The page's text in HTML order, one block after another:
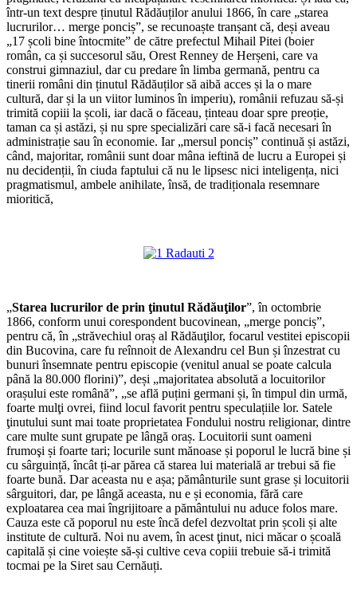
într-un text despre ținutul Rădăuților anului 1866, în care „starea
lucrurilor… merge ponciș”, se recunoaște tranșant că, deși aveau
„17 școli bine întocmite” de către prefectul Mihail Pitei (boier
român, ca și succesorul său, Orest Renney de Herșeni, care va
construi gimnaziul, dar cu predare în limba germană, pentru ca
tinerii români din ținutul Rădăuților să aibă acces și la o mare
cultură, dar și la un viitor luminos în imperiu), românii refuzau să-și
trimită copiii la școli, iar dacă o făceau, ținteau doar spre preoție,
taman ca și astăzi, și nu spre specializări care să-i facă necesari în
administrație sau în economie. Iar „mersul ponciș” continuă și astăzi,
când, majoritar, românii sunt doar mâna ieftină de lucru a Europei și
nu decidenții, în ciuda faptului că nu le lipsesc nici inteligența, nici
pragmatismul, ambele anihilate, însă, de tradiționala resemnare
mioritică,
„Starea lucrurilor de prin ţinutul Rădăuţilor”, în octombrie
1866, conform unui corespondent bucovinean, „merge ponciș”,
pentru că, în „străvechiul oraș al Rădăuţilor, focarul vestitei episcopii
din Bucovina, care fu reînnoit de Alexandru cel Bun și înzestrat cu
bunuri însemnate pentru episcopie (venitul anual se poate calcula
până la 80.000 florini)”, deși „majoritatea absolută a locuitorilor
orașului este română”, „se află puțini germani și, în timpul din urmă,
foarte mulţi ovrei, fiind locul favorit pentru speculațiile lor. Satele
ţinutului sunt mai toate proprietatea Fondului nostru religionar, dintre
care multe sunt grupate pe lângă oraș. Locuitorii sunt oameni
frumoşi și foarte tari; locurile sunt mănoase și poporul le lucră bine și
cu sârguință, încât ți-ar părea că starea lui materială ar trebui să fie
foarte bună. Dar aceasta nu e așa; pământurile sunt grase și locuitorii
sârguitori, dar, pe lângă aceasta, nu e și economia, fără care
exploatarea cea mai îngrijitoare a pământului nu aduce folos mare.
Cauza este că poporul nu este încă defel dezvoltat prin școli și alte
institute de cultură. Noi nu avem, în acest ţinut, nici măcar o școală
capitală și cine voiește să-și cultive ceva copiii trebuie să-i trimită
tocmai pe la Siret sau Cernăuți.